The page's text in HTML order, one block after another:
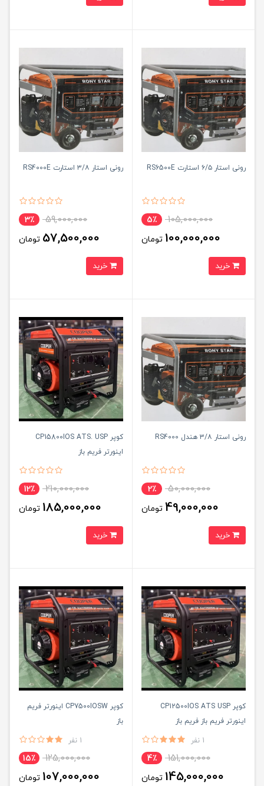
رونی استار ۶/۵ استارت RS6500E
105,000,000 5٪
100,000,000 تومان
رونی استار ۳/۸ استارت RS4000E
59,000,000 3٪
57,500,000 تومان
رونی استار ۳/۸ هندل RS4000
50,000,000 2٪
49,000,000 تومان
کوپر CP15800IOS ATS. USP
اینورتر فریم باز
210,000,000 12٪
185,000,000 تومان
کوپر CP12500IOS ATS USP
اینورتر فریم باز فریم باز
1 نفر
151,000,000 4٪
145,000,000 تومان
کوپر CP7500IOSW اینورتر فریم
باز
1 نفر
125,000,000 15٪
107,000,000 تومان